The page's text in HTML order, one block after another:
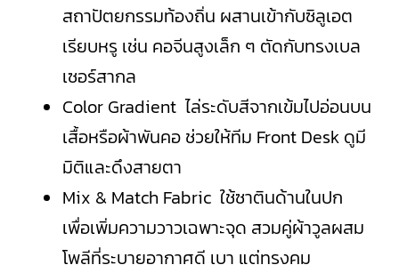
สถาปัตยกรรมท้องถิ่น ผสานเข้ากับซิลูเอต
เรียบหรู เช่น คอจีนสูงเล็ก ๆ ตัดกับทรงเบล
เซอร์สากล
Color Gradient ไล่ระดับสีจากเข้มไปอ่อนบน
เสื้อหรือผ้าพันคอ ช่วยให้ทีม Front Desk ดูมี
มิติและดึงสายตา
Mix & Match Fabric ใช้ซาตินด้านในปก
เพื่อเพิ่มความวาวเฉพาะจุด สวมคู่ผ้าวูลผสม
โพลีที่ระบายอากาศดี เบา แต่ทรงคม